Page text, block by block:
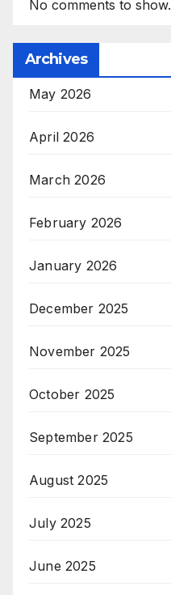
No comments to show.
Archives
May 2026
April 2026
March 2026
February 2026
January 2026
December 2025
November 2025
October 2025
September 2025
August 2025
July 2025
June 2025